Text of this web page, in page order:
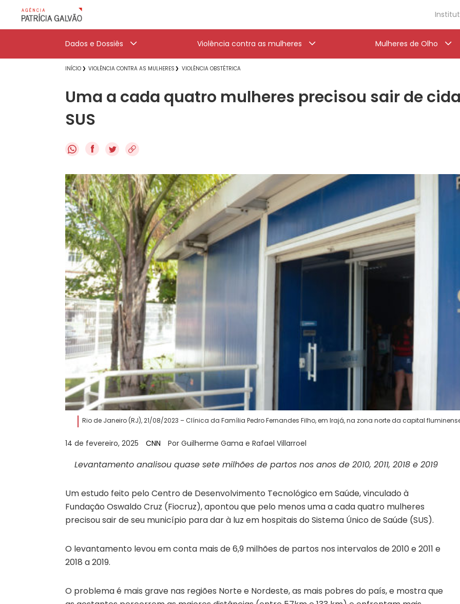
Dados e Dossiês Violência contra as mulheres Mulheres de Olho
INÍCIO VIOLÊNCIA CONTRA AS MULHERES VIOLÊNCIA OBSTÉTRICA
Uma a cada quatro mulheres precisou sair de
SUS
f
Rio de Janeiro (RJ), 21/08/2023 – Clínica da Família Pedro Fernandes Filho, em Irajá, na zona norte da capital
14 de fevereiro, 2025 CNN Por Guilherme Gama e Rafael Villarroel
Levantamento analisou quase sete milhões de partos nos anos de 2010, 2011, 2018 e 2019
Um estudo feito pelo Centro de Desenvolvimento Tecnológico em Saúde, vinculado à
Fundação Oswaldo Cruz (Fiocruz), apontou que pelo menos uma a cada quatro mulheres
precisou sair de seu município para dar à luz em hospitais do Sistema Único de Saúde (SUS).
O levantamento levou em conta mais de 6,9 milhões de partos nos intervalos de 2010 e 2011 e
2018 a 2019.
O problema é mais grave nas regiões Norte e Nordeste, as mais pobres do país, e mostra que